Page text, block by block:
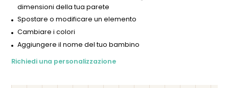
della sua quotidianità!
dimensioni della tua parete
Spostare o modificare un elemento
Cambiare i colori
Aggiungere il nome del tuo bambino
Richiedi una personalizzazione